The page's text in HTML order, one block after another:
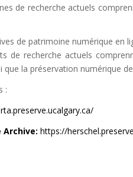
de recherche actuels
de patrimoine numérique
de recherche actuels
que la préservation numérique
:
https://